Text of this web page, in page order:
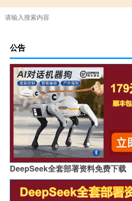
公告
DeepSeek全套部署资料免费下载